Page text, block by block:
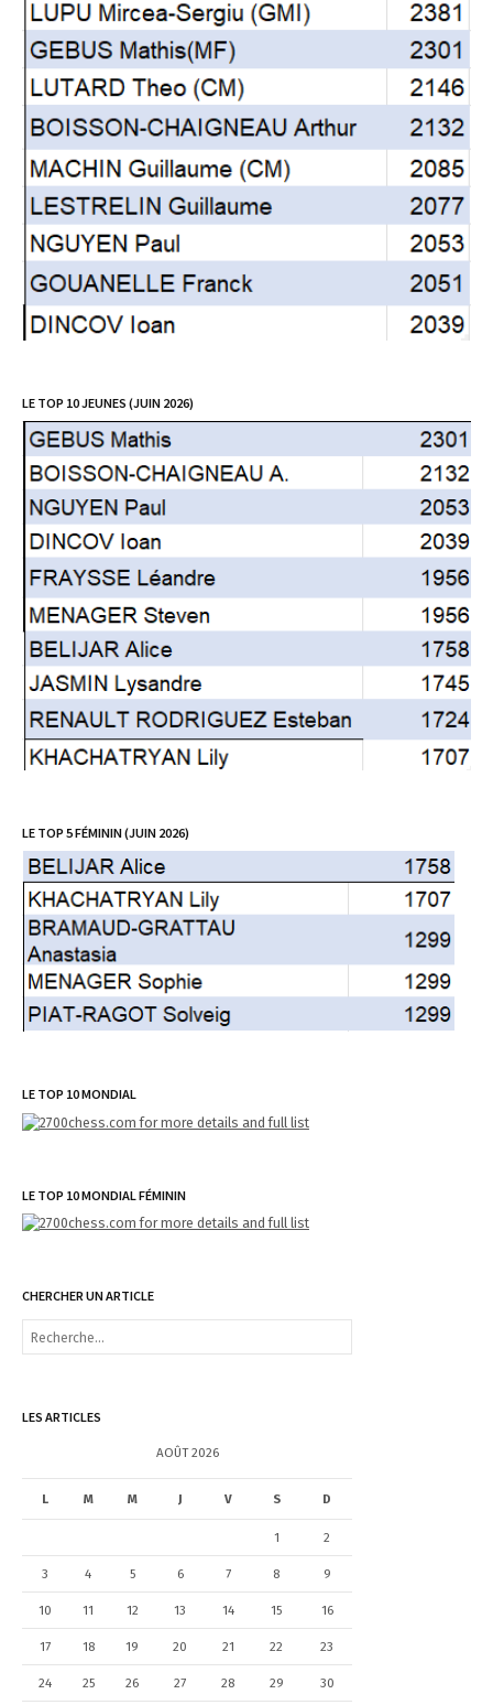
LE TOP 10 JEUNES (JUIN 2026)
LE TOP 5 FÉMININ (JUIN 2026)
LE TOP 10 MONDIAL
LE TOP 10 MONDIAL FÉMININ
CHERCHER UN ARTICLE
R
r
e
LES ARTICLES
AOÛT 2026
L M M J V S D
1 2
3 4 5 6 7 8 9
10 11 12 13 14 15 16
17 18 19 20 21 22 23
24 25 26 27 28 29 30